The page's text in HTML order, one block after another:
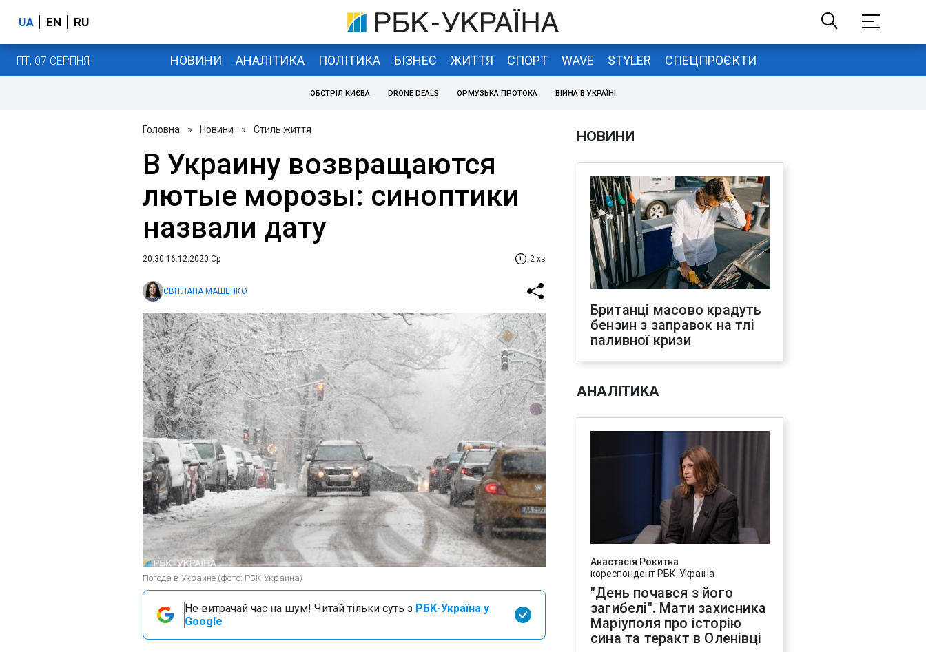
UA EN RU
ПТ, 07 СЕРПНЯ НОВИНИ АНАЛІТИКА ПОЛІТИКА БІЗНЕС ЖИТТЯ СПОРТ WAVE STYLER СПЕЦПРОЄКТИ
ОБСТРІЛ КИЄВА DRONE DEALS ОРМУЗЬКА ПРОТОКА ВІЙНА В УКРАЇНІ
Головна » Новини » Стиль життя
В Украину возвращаются
лютые морозы: синоптики
назвали дату
20:30 16.12.2020 Ср 2 хв
СВІТЛАНА МАЩЕНКО
Погода в Украине (фото: РБК-Украина)
Не витрачай час на шум! Читай тільки суть з РБК-Україна у
Google
НОВИНИ
Британці масово крадуть
бензин з заправок на тлі
паливної кризи
АНАЛІТИКА
Анастасія Рокитна
кореспондент РБК-Україна
"День почався з його
загибелі". Мати захисника
Маріуполя про історію
сина та теракт в Оленівці